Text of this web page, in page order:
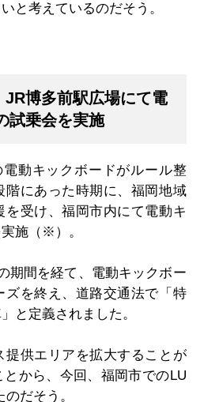
と考えているのだそう。
JR博多前駅広場にて電
試乗会を実施
電動キックボードがルール整
階にあった時期に、福岡地域
受け、福岡市内にて電動キ
施（ ※ ）。
期間を経て、電動キックボー
ズを終え、道路交通法で「特
と定義されました。
提供エリアを拡大することが
から、今回、福岡市でのLU
だそう。